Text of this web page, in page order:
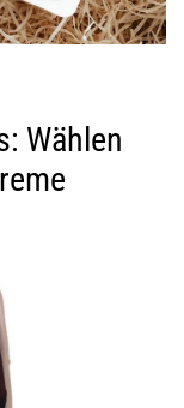
Wählen